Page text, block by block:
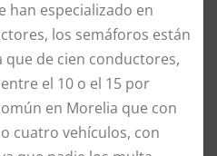
han especializado en
los semáforos están
de cien conductores,
el 10 o el 15 por
en Morelia que con
cuatro vehículos, con